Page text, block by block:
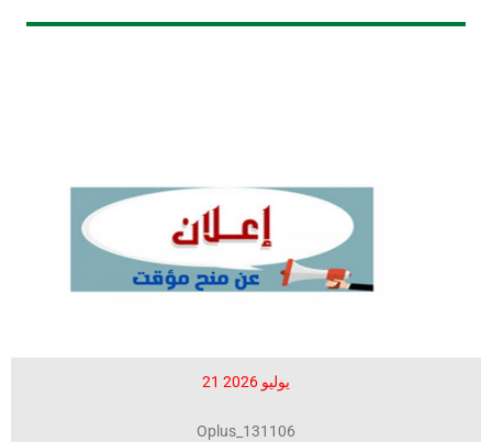
21 يوليو 2026
Oplus_131106